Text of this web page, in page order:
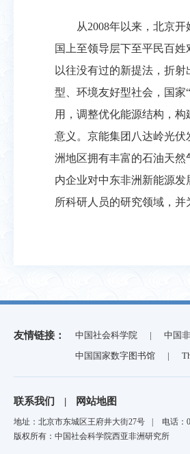
从2008年以来，北京
国上至领导层下至平民百
以往没有过的新提法，折
型、环境友好型社会，国家
用，调整优化能源结构，
意义。京能集团八达岭光
洲地区拥有丰富的石油天
内企业对中东非洲新能源
所科研人员的研究领域，
友情链接： 中国社会科学院 | 中国
中国国家数字图书馆
|
联系我们 | 网站地图
地址：北京市东城区王府井大街27号 电话：
版权所有：中国社会科学院西亚非洲研究所